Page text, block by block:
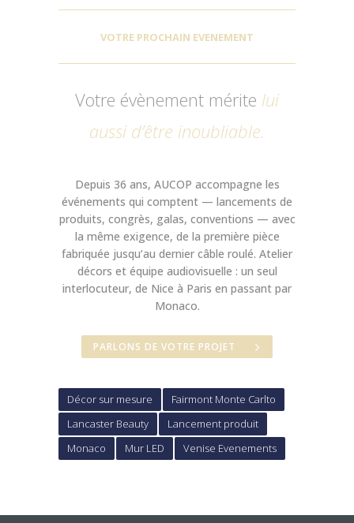
VOTRE PROCHAIN EVENEMENT
Votre évènement mérite lui
aussi d’être inoubliable.
Depuis 36 ans, AUCOP accompagne les
événements qui comptent — lancements de
produits, congrès, galas, conventions — avec
la même exigence, de la première pièce
fabriquée jusqu’au dernier câble roulé. Atelier
décors et équipe audiovisuelle : un seul
interlocuteur, de Nice à Paris en passant par
Monaco.
PARLONS DE VOTRE PROJET
Décor sur mesure
Fairmont Monte Carlto
Lancaster Beauty
Lancement produit
Monaco
Mur LED Venise Evenements